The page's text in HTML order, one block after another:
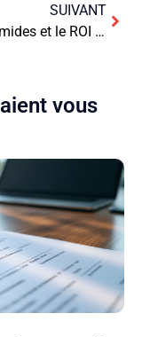
SUIVANT
Les Pyramides et le ROI : Construire sur un Fondement Solide
vous